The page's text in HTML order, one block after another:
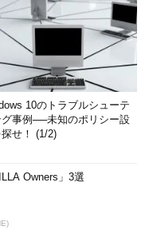
10のトラブルシューテ
グ事例──未知のポリシー設
せ！ (1/2)
Owners」3選